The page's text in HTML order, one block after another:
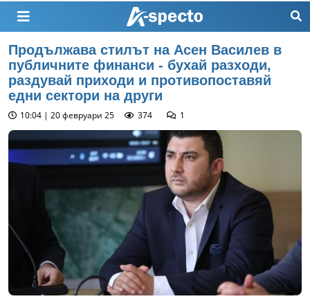
Продължава стилът на Асен Василев в
публичните финанси - бухай разходи,
раздувай приходи и противопоставяй
едни сектори на други
10:04 | 20 февруари 25 374 1